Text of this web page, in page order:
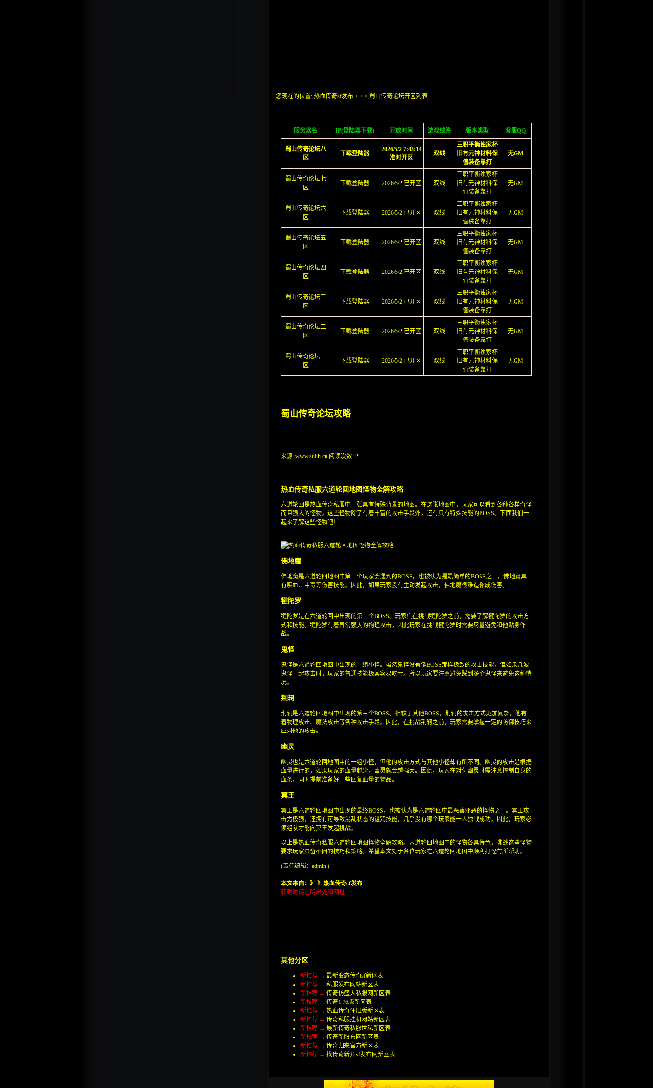
您现在的位置: 热血传奇sf发布 > > > 蜀山传奇论坛开区列表
服务器名 IP(登陆器下载) 开放时间 游戏线路 版本类型 客服QQ
蜀山传奇论坛八
区
下载登陆器
2026/5/2 7:43:14
准时开区
双线
三职平衡独家杯
旧有元神材料保
值装备靠打
无GM
蜀山传奇论坛七
区
下载登陆器 2026/5/2 已开区 双线
三职平衡独家杯
旧有元神材料保
值装备靠打
无GM
蜀山传奇论坛六
区
下载登陆器 2026/5/2 已开区 双线
三职平衡独家杯
旧有元神材料保
值装备靠打
无GM
蜀山传奇论坛五
区
下载登陆器 2026/5/2 已开区 双线
三职平衡独家杯
旧有元神材料保
值装备靠打
无GM
蜀山传奇论坛四
区
下载登陆器 2026/5/2 已开区 双线
三职平衡独家杯
旧有元神材料保
值装备靠打
无GM
蜀山传奇论坛三
区
下载登陆器 2026/5/2 已开区 双线
三职平衡独家杯
旧有元神材料保
值装备靠打
无GM
蜀山传奇论坛二
区
下载登陆器 2026/5/2 已开区 双线
三职平衡独家杯
旧有元神材料保
值装备靠打
无GM
蜀山传奇论坛一
区
下载登陆器 2026/5/2 已开区 双线
三职平衡独家杯
旧有元神材料保
值装备靠打
无GM
蜀山传奇论坛攻略
来源: www.sulih.cn 阅读次数: 2
热血传奇私服六道轮回地图怪物全解攻略
六道轮回是热血传奇私服中一张具有特殊背景的地图。在这张地图中，玩家可以看到各种各样奇怪
而且强大的怪物。这些怪物除了有着丰富的攻击手段外，还有具有特殊技能的BOSS。下面我们一
起来了解这些怪物吧！
佛地魔
佛地魔是六道轮回地图中第一个玩家会遇到的BOSS，也被认为是最简单的BOSS之一。佛地魔具
有吸血、中毒等伤害技能。因此，如果玩家没有主动发起攻击，佛地魔很难造你成伤害。
犍陀罗
犍陀罗是在六道轮回中出现的第二个BOSS。玩家们在挑战犍陀罗之前，需要了解犍陀罗的攻击方
式和技能。犍陀罗有着异常强大的物理攻击，因此玩家在挑战犍陀罗时需要尽量避免和他贴身作
战。
鬼怪
鬼怪是六道轮回地图中出现的一组小怪。虽然鬼怪没有像BOSS那样极致的攻击技能，但如果几波
鬼怪一起攻击时，玩家的普通技能极其容易吃亏。所以玩家要注意避免踩到多个鬼怪来避免这种情
况。
荆轲
荆轲是六道轮回地图中出现的第三个BOSS。相较于其他BOSS，荆轲的攻击方式更加复杂，他有
着物理攻击、魔法攻击等各种攻击手段。因此，在挑战荆轲之前，玩家需要掌握一定的防御技巧来
应对他的攻击。
幽灵
幽灵也是六道轮回地图中的一组小怪，但他的攻击方式与其他小怪却有所不同。幽灵的攻击是根据
血量进行的，如果玩家的血量越少，幽灵就会越强大。因此，玩家在对付幽灵时需注意控制自身的
血条，同时提前准备好一些回复血量的物品。
冥王
冥王是六道轮回地图中出现的最终BOSS，也被认为是六道轮回中最恶毒邪恶的怪物之一。冥王攻
击力极强，还拥有可导致混乱状态的诅咒技能，几乎没有哪个玩家能一人独战成功。因此，玩家必
须组队才能向冥王发起挑战。
以上是热血传奇私服六道轮回地图怪物全解攻略。六道轮回地图中的怪物各具特色，挑战这些怪物
要求玩家具备不同的技巧和策略。希望本文对于各位玩家在六道轮回地图中顺利打怪有所帮助。
(责任编辑：admin )
本文来自：》 》 热血传奇sf发布
转载时请注明出处和网址
其他分区
新推荐 → 最新变态传奇sf新区表
新推荐 → 私服发布网站新区表
新推荐 → 传奇仿盛大私服网新区表
新推荐 → 传奇1.76版新区表
新推荐 → 热血传奇怀旧版新区表
新推荐 → 传奇私服挂机网站新区表
新推荐 → 最新传奇私服世私新区表
新推荐 → 传奇新服布网新区表
新推荐 → 传奇归来官方新区表
新推荐 → 找传奇新开sf发布网新区表